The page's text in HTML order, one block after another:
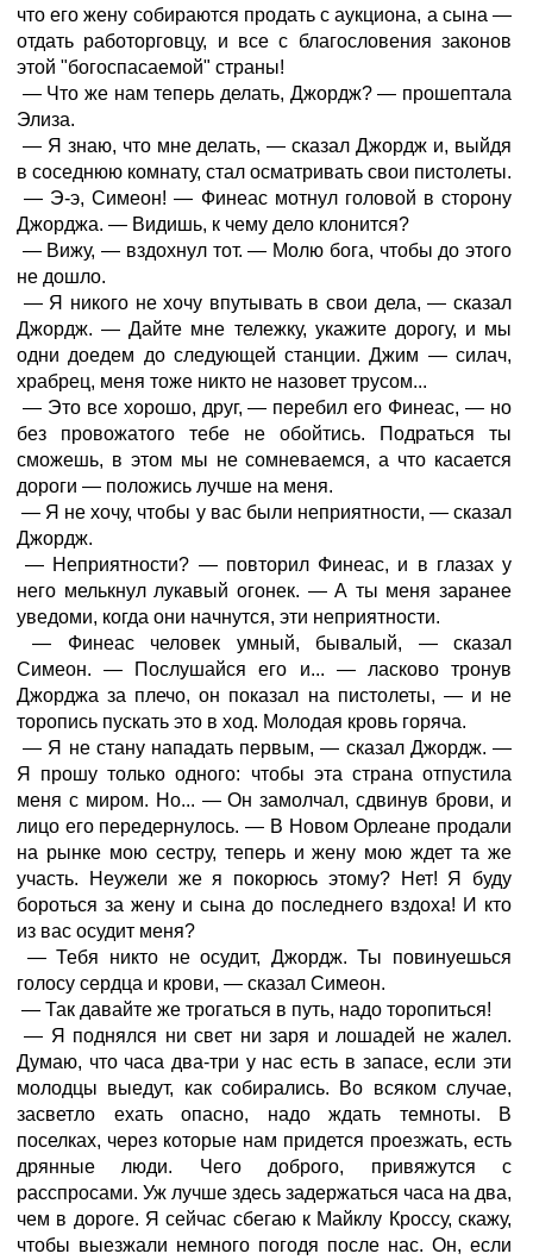
что его жену собираются продать с аукциона, а сына —
отдать работорговцу, и все с благословения законов
этой "богоспасаемой" страны!
— Что же нам теперь делать, Джордж? — прошептала
Элиза.
— Я знаю, что мне делать, — сказал Джордж и, выйдя
в соседнюю комнату, стал осматривать свои пистолеты.
— Э-э, Симеон! — Финеас мотнул головой в сторону
Джорджа. — Видишь, к чему дело клонится?
— Вижу, — вздохнул тот. — Молю бога, чтобы до этого
не дошло.
— Я никого не хочу впутывать в свои дела, — сказал
Джордж. — Дайте мне тележку, укажите дорогу, и мы
одни доедем до следующей станции. Джим — силач,
храбрец, меня тоже никто не назовет трусом...
— Это все хорошо, друг, — перебил его Финеас, — но
без провожатого тебе не обойтись. Подраться ты
сможешь, в этом мы не сомневаемся, а что касается
дороги — положись лучше на меня.
— Я не хочу, чтобы у вас были неприятности, — сказал
Джордж.
— Неприятности? — повторил Финеас, и в глазах у
него мелькнул лукавый огонек. — А ты меня заранее
уведоми, когда они начнутся, эти неприятности.
— Финеас человек умный, бывалый, — сказал
Симеон. — Послушайся его и... — ласково тронув
Джорджа за плечо, он показал на пистолеты, — и не
торопись пускать это в ход. Молодая кровь горяча.
— Я не стану нападать первым, — сказал Джордж. —
Я прошу только одного: чтобы эта страна отпустила
меня с миром. Но... — Он замолчал, сдвинув брови, и
лицо его передернулось. — В Новом Орлеане продали
на рынке мою сестру, теперь и жену мою ждет та же
участь. Неужели же я покорюсь этому? Нет! Я буду
бороться за жену и сына до последнего вздоха! И кто
из вас осудит меня?
— Тебя никто не осудит, Джордж. Ты повинуешься
голосу сердца и крови, — сказал Симеон.
— Так давайте же трогаться в путь, надо торопиться!
— Я поднялся ни свет ни заря и лошадей не жалел.
Думаю, что часа два-три у нас есть в запасе, если эти
молодцы выедут, как собирались. Во всяком случае,
засветло ехать опасно, надо ждать темноты. В
поселках, через которые нам придется проезжать, есть
дрянные люди. Чего доброго, привяжутся с
расспросами. Уж лучше здесь задержаться часа на два,
чем в дороге. Я сейчас сбегаю к Майклу Кроссу, скажу,
чтобы выезжали немного погодя после нас. Он, если